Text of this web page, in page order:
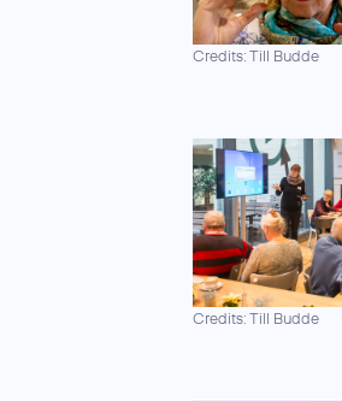
Credits: Till Budde
Credits: Till Budde